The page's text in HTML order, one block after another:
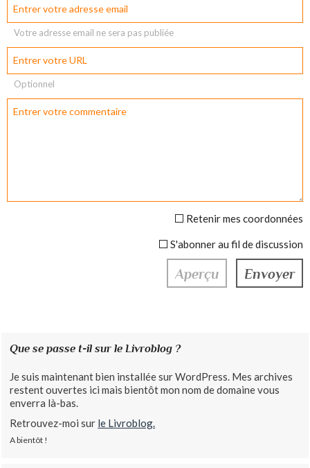
Votre adresse email ne sera pas publiée
Optionnel
Retenir mes coordonnées
S'abonner au fil de discussion
Que se passe t-il sur le Livroblog ?
Je suis maintenant bien installée sur WordPress. Mes archives
restent ouvertes ici mais bientôt mon nom de domaine vous
enverra là-bas.
Retrouvez-moi sur le Livroblog.
A bientôt !